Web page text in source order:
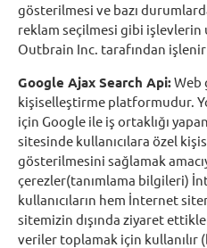
gösterilmesi ve bazı
reklam seçilmesi gibi işlevlerin
Outbrain Inc. tarafından işlenir
Google Ajax Search Api:Web
kişiselleştirme platformudur.
için Google ile iş ortaklığı
sitesinde kullanıcılara özel
gösterilmesini sağlamak
çerezler(tanımlama bilgileri)
kullanıcıların hem İnternet
sitemizin dışında ziyaret
veriler toplamak için kullanılır